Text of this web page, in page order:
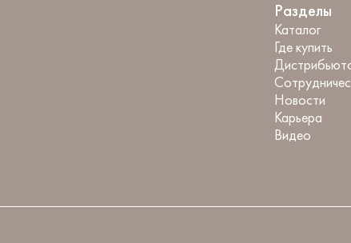
Разделы
Каталог
Где купить
Новости
Карьера
Видео